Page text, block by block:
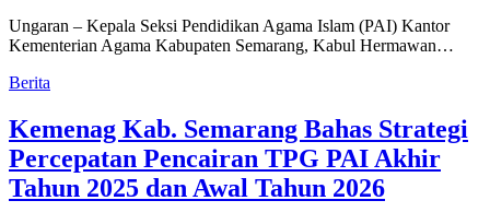
Ungaran – Kepala Seksi Pendidikan Agama Islam (PAI) Kantor
Kementerian Agama Kabupaten Semarang, Kabul Hermawan…
Berita
Kemenag Kab. Semarang Bahas Strategi
Percepatan Pencairan TPG PAI Akhir
Tahun 2025 dan Awal Tahun 2026